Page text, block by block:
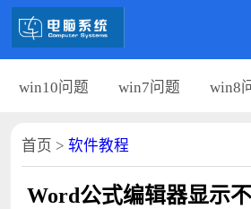
win10问题 win7问题 win8
首页 > 软件教程
Word公式编辑器显示